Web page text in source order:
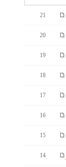
21
20
19
18
17
16
15
14